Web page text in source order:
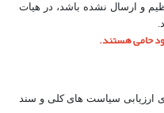
و ارسال نشده باشد، در هیات
حامی هستند.
ارزیابی سیاست های کلی و سند